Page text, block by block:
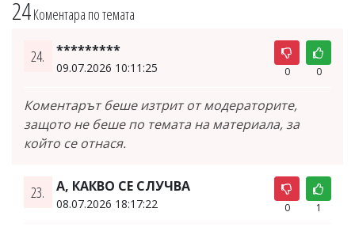
24Коментара по темата
24. *********
09.07.2026 10:11:25 0 0
Коментарът беше изтрит от модераторите,
защото не беше по темата на материала, за
който се отнася.
23. А, КАКВО СЕ СЛУЧВА
08.07.2026 18:17:22 0 1